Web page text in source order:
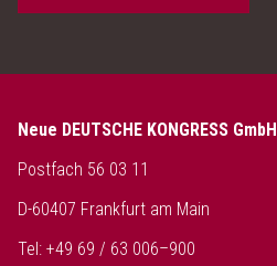
Neue DEUTSCHE KONGRESS GmbH
Postfach 56 03 11
D-60407 Frankfurt am Main
Tel: +49 69 / 63 006–900